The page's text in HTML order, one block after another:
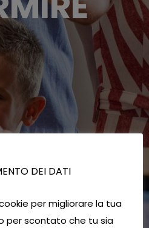
DEI DATI
per migliorare la tua
per scontato che tu sia